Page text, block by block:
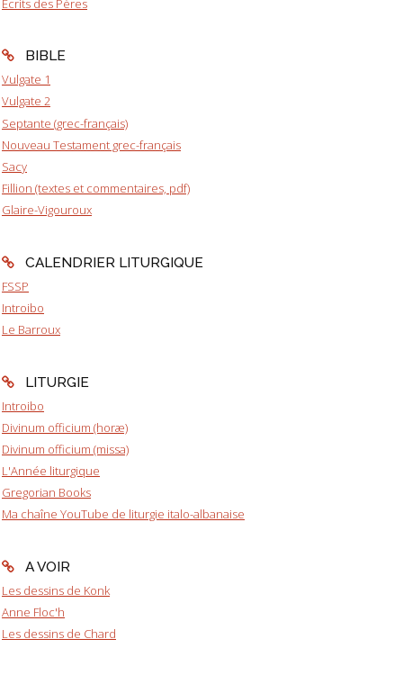
BIBLE
Vulgate 1
Vulgate 2
Septante (grec-français)
Nouveau Testament grec-français
Sacy
Fillion (textes et commentaires, pdf)
Glaire-Vigouroux
CALENDRIER LITURGIQUE
FSSP
Introibo
Le Barroux
LITURGIE
Introibo
Divinum officium (horæ)
Divinum officium (missa)
L'Année liturgique
Gregorian Books
Ma chaîne YouTube de liturgie italo-albanaise
A VOIR
Les dessins de Konk
Anne Floc'h
Les dessins de Chard